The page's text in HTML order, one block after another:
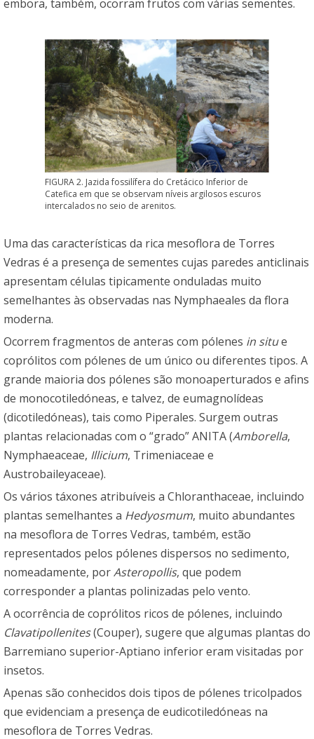
embora, também, ocorram frutos com várias sementes.
FIGURA 2. Jazida fossilífera do Cretácico Inferior de
Catefica em que se observam níveis argilosos escuros
intercalados no seio de arenitos.
Uma das características da rica mesoflora de Torres
Vedras é a presença de sementes cujas paredes anticlinais
apresentam células tipicamente onduladas muito
semelhantes às observadas nas Nymphaeales da flora
moderna.
Ocorrem fragmentos de anteras com pólenes in situe
coprólitos com pólenes de um único ou diferentes tipos. A
grande maioria dos pólenes são monoaperturados e afins
de monocotiledóneas, e talvez, de eumagnolídeas
(dicotiledóneas), tais como Piperales. Surgem outras
plantas relacionadas com o “grado” ANITA (Amborella,
Nymphaeaceae, Illicium, Trimeniaceae e
Austrobaileyaceae).
Os vários táxones atribuíveis a Chloranthaceae, incluindo
plantas semelhantes a Hedyosmum, muito abundantes
na mesoflora de Torres Vedras, também, estão
representados pelos pólenes dispersos no sedimento,
nomeadamente, porAsteropollis, que podem
corresponder a plantas polinizadas pelo vento.
A ocorrência de coprólitos ricos de pólenes, incluindo
Clavatipollenites(Couper), sugere que algumas plantas do
Barremiano superior-Aptiano inferior eram visitadas por
insetos.
Apenas são conhecidos dois tipos de pólenes tricolpados
que evidenciam a presença de eudicotiledóneas na
mesoflora de Torres Vedras.